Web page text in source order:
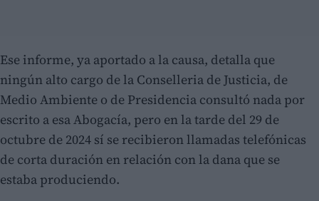
Ese informe, ya aportado a la causa, detalla que
ningún alto cargo de la Conselleria de Justicia, de
Medio Ambiente o de Presidencia consultó nada por
escrito a esa Abogacía, pero en la tarde del 29 de
octubre de 2024 sí se recibieron llamadas telefónicas
de corta duración en relación con la dana que se
estaba produciendo.